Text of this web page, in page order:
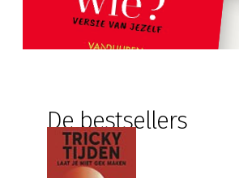
De bestsellers